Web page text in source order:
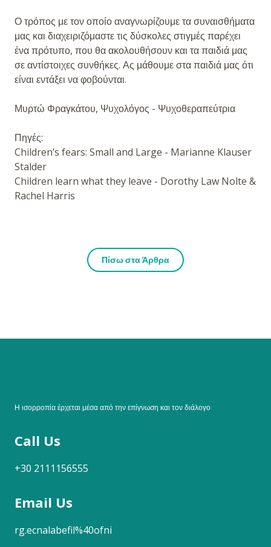
Ο τρόπος με τον οποίο αναγνωρίζουμε τα συναισθήματα
μας και διαχειριζόμαστε τις δύσκολες στιγμές παρέχει
ένα πρότυπο, που θα ακολουθήσουν και τα παιδιά μας
σε αντίστοιχες συνθήκες. Ας μάθουμε στα παιδιά μας ότι
είναι εντάξει να φοβούνται.
Μυρτώ Φραγκάτου, Ψυχολόγος - Ψυχοθεραπεύτρια
Πηγές:
Children’s fears: Small and Large - Marianne Klauser
Stalder
Children learn what they leave - Dorothy Law Nolte &
Rachel Harris
Πίσω στα Άρθρα
Η ισορροπία έρχεται μέσα από την επίγνωση και τον διάλογο
Call Us
+30 2111156555
Email Us
rg.ecnalabefil%40ofni